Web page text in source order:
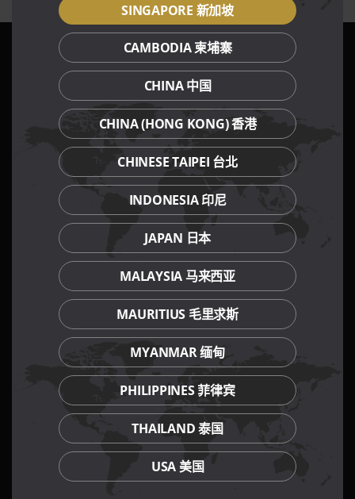
我們的餐飲品牌
SINGAPORE 新加坡
CAMBODIA 柬埔寨
CHINA 中国
CHINA (HONG KONG) 香港
CHINESE TAIPEI 台北
INDONESIA 印尼
JAPAN 日本
MALAYSIA 马来西亚
MAURITIUS 毛里求斯
MYANMAR 缅甸
PHILIPPINES 菲律宾
THAILAND 泰国
USA 美国